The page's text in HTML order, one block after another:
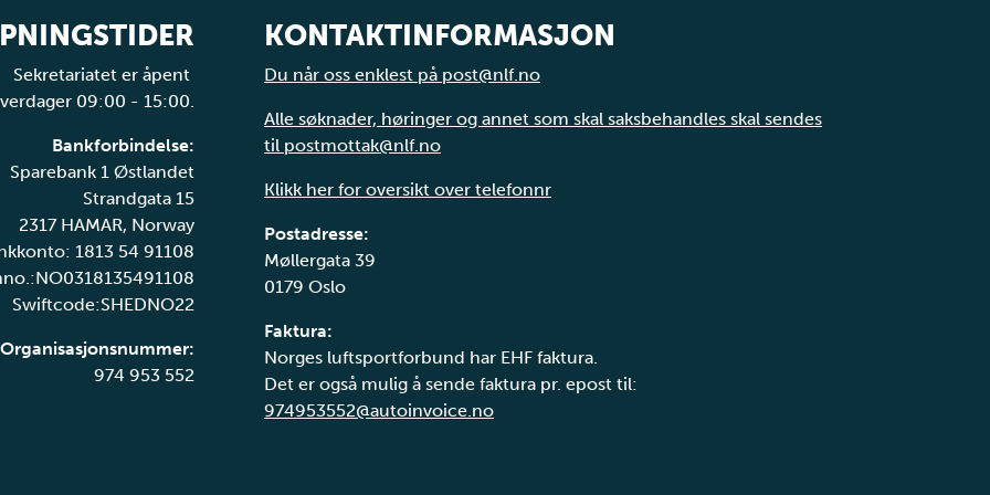
Sekretariatet er åpent
09:00 - 15:00.
Bankforbindelse:
Sparebank 1 Østlandet
Strandgata 15
2317 HAMAR, Norway
1813 54 91108
Swiftcode:SHEDNO22
Organisasjonsnummer:
974 953 552
KONTAKTINFORMASJON
Du når oss enklest på post@nlf.no
Alle søknader, høringer og annet som skal saksbehandles skal sendes
til postmottak@nlf.no
Klikk her for oversikt over telefonnr
Postadresse:
Møllergata 39
0179 Oslo
Faktura:
Norges luftsportforbund har EHF faktura.
Det er også mulig å sende faktura pr. epost til:
974953552@autoinvoice.no